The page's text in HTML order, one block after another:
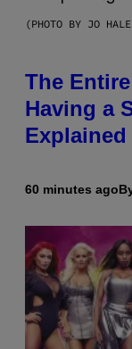
(PHOTO BY JO
The
Having a
60 minutes ago